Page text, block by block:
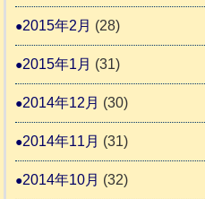
2015年2月 (28)
2015年1月 (31)
2014年12月 (30)
2014年11月 (31)
2014年10月 (32)